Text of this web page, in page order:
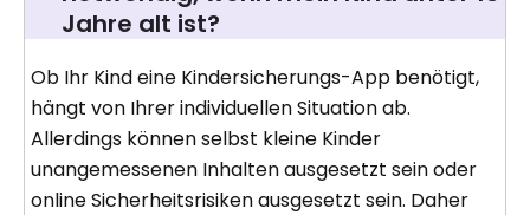
Jahre alt ist?
Ob Ihr Kind eine Kindersicherungs-App benötigt,
hängt von Ihrer individuellen Situation ab.
Allerdings können selbst kleine Kinder
unangemessenen Inhalten ausgesetzt sein oder
online Sicherheitsrisiken ausgesetzt sein. Daher